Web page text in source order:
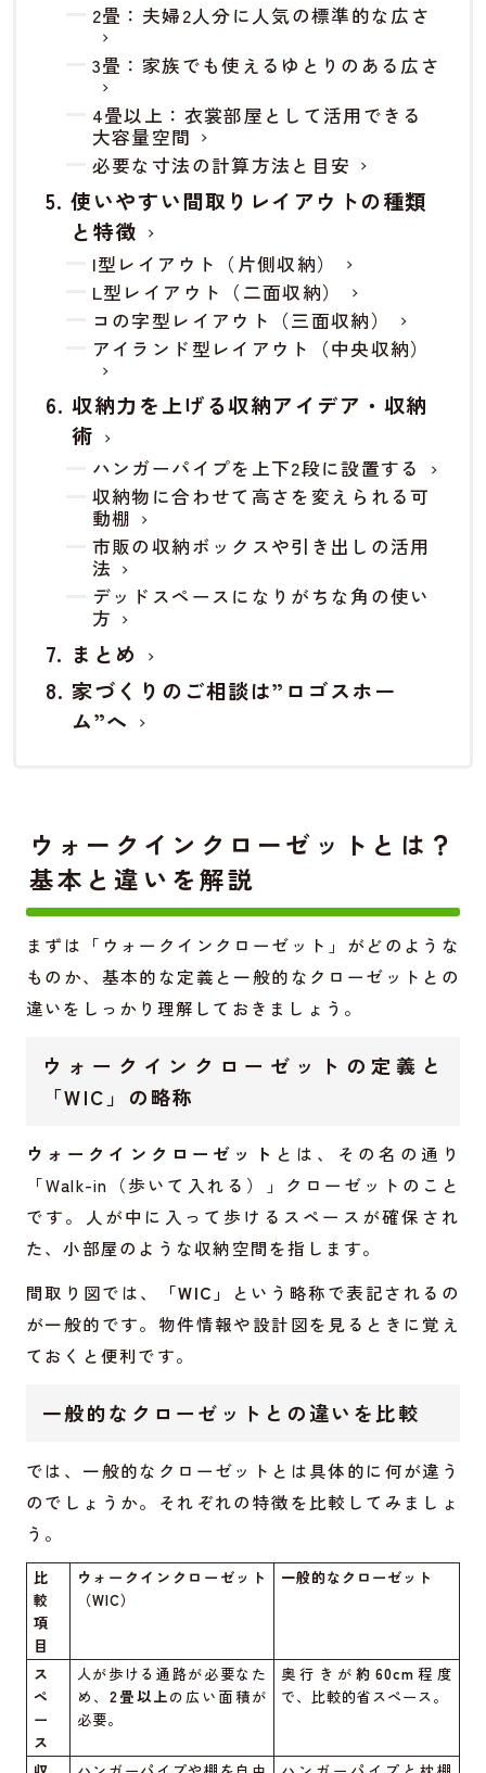
2畳：夫婦2人分に人気の標準的な広さ
3畳：家族でも使えるゆとりのある広さ
4畳以上：衣裳部屋として活用できる
大容量空間
必要な寸法の計算方法と目安
使いやすい間取りレイアウトの種類
と特徴
I型レイアウト（片側収納）
L型レイアウト（二面収納）
コの字型レイアウト（三面収納）
アイランド型レイアウト（中央収納）
収納力を上げる収納アイデア・収納
術
ハンガーパイプを上下2段に設置する
収納物に合わせて高さを変えられる可
動棚
市販の収納ボックスや引き出しの活用
法
デッドスペースになりがちな角の使い
方
まとめ
家づくりのご相談は”ロゴスホー
ム”へ
ウォークインクローゼットとは？
基本と違いを解説
まずは「ウォークインクローゼット」がどのような
ものか、基本的な定義と一般的なクローゼットとの
違いをしっかり理解しておきましょう。
ウォークインクローゼットの定義と
「WIC」の略称
ウォークインクローゼット とは、その名の通り
「Walk-in（歩いて入れる）」クローゼットのこと
です。人が中に入って歩けるスペースが確保され
た、小部屋のような収納空間を指します。
間取り図では、
「WIC」
という略称で表記されるの
が一般的です。物件情報や設計図を見るときに覚え
ておくと便利です。
一般的なクローゼットとの違いを比較
では、一般的なクローゼットとは具体的に何が違う
のでしょうか。それぞれの特徴を比較してみましょ
う。
比
較
項
目
ウォークインクローゼット
（WIC）
一般的なクローゼット
ス
ペ
ー
ス
人が歩ける通路が必要なた
め、2畳以上の広い面積が
必要。
奥行きが約60cm 程度
で、比較的省スペース。